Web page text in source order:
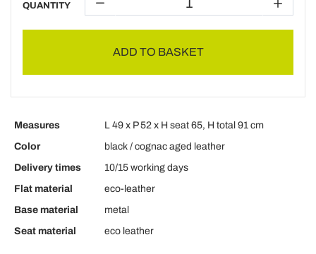
QUANTITY
ADD TO BASKET
Measures
L 49 x P 52 x H seat 65, H total 91 cm
Color
black / cognac aged leather
Delivery times
10/15 working days
Flat material
eco-leather
Base material
metal
Seat material
eco leather